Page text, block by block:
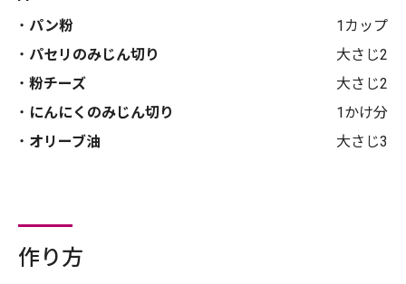
パン粉
1カップ
パセリのみじん切り
大さじ2
粉チーズ
大さじ2
にんにくのみじん切り
1かけ分
オリーブ油
大さじ3
作り方